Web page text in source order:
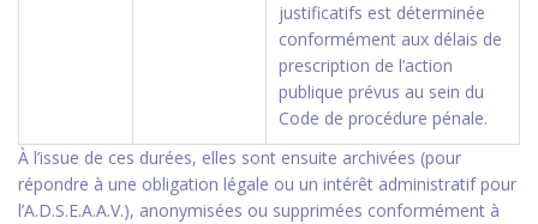
justificatifs est déterminée
conformément aux délais de
prescription de l’action
publique prévus au sein du
Code de procédure pénale.
À l’issue de ces durées, elles sont ensuite archivées (pour
répondre à une obligation légale ou un intérêt administratif pour
l’A.D.S.E.A.A.V.), anonymisées ou supprimées conformément à